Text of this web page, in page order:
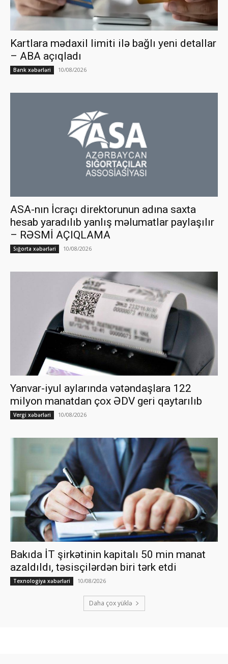
Kartlara mədaxil limiti ilə bağlı yeni detallar
– ABA açıqladı
Bank xəbərləri 10/08/2026
ASA-nın İcraçı direktorunun adına saxta
hesab yaradılıb yanlış məlumatlar paylaşılır
– RƏSMİ AÇIQLAMA
Sığorta xəbərləri 10/08/2026
Yanvar-iyul aylarında vətəndaşlara 122
milyon manatdan çox ƏDV geri qaytarılıb
Vergi xəbərləri 10/08/2026
Bakıda İT şirkətinin kapitalı 50 min manat
azaldıldı, təsisçilərdən biri tərk etdi
Texnologiya xəbərləri 10/08/2026
Daha çox yüklə